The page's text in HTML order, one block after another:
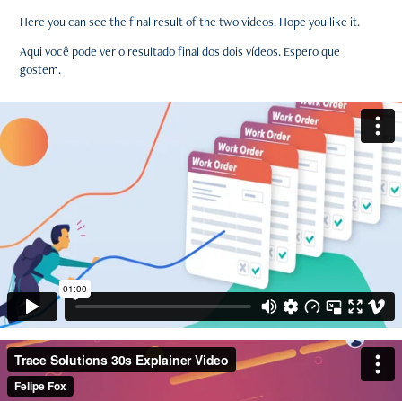
Here you can see the final result of the two videos. Hope you like it.
Aqui você pode ver o resultado final dos dois vídeos. Espero que
gostem.